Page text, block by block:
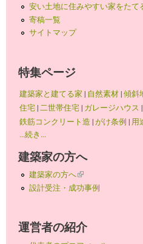
安い土地に住みやすい家をたて
寄稿一覧
サイトマップ
特集ページ
建築家と建てる家 | 自然素材|傾斜
住宅|二世帯住宅| ガレージハウス |
鉄筋コンクリート造 |がけ条例 | 用
...続き...
建築家の方へ
建築家の方へ(link is external)
設計受注・成功事例
運営者の紹介